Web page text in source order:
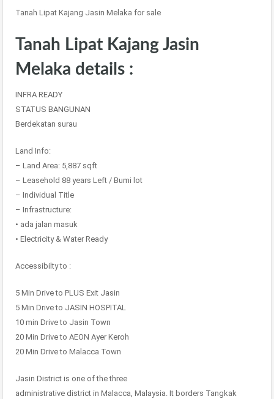
Tanah Lipat Kajang Jasin Melaka for sale
Tanah Lipat Kajang Jasin
Melaka details :
INFRA READY
STATUS BANGUNAN
Berdekatan surau
Land Info:
– Land Area: 5,887 sqft
– Leasehold 88 years Left / Bumi lot
– Individual Title
– Infrastructure:
• ada jalan masuk
• Electricity & Water Ready
Accessibilty to :
5 Min Drive to PLUS Exit Jasin
5 Min Drive to JASIN HOSPITAL
10 min Drive to Jasin Town
20 Min Drive to AEON Ayer Keroh
20 Min Drive to Malacca Town
Jasin District is one of the three
administrative district in Malacca, Malaysia. It borders Tangkak